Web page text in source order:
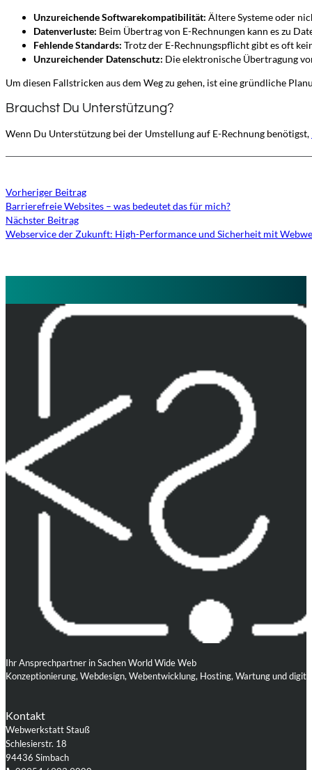
Unzureichende Softwarekompatibilität: Ältere Systeme oder
Datenverluste: Beim Übertrag von E-Rechnungen kann es zu
Fehlende Standards: Trotz der E-Rechnungspflicht gibt es oft
Unzureichender Datenschutz: Die elektronische Übertragung
Um diesen Fallstricken aus dem Weg zu gehen, ist eine gründliche
Brauchst Du Unterstützung?
Wenn Du Unterstützung bei der Umstellung auf E-Rechnung benötigst,
Vorheriger Beitrag
Barrierefreie Websites – was bedeutet das für mich?
Nächster Beitrag
Webservice der Zukunft: High-Performance und Sicherheit mit
Ihr Ansprechpartner in Sachen World Wide Web
Konzeptionierung, Webdesign, Webentwicklung, Hosting, Wartung und
Kontakt
Webwerkstatt Stauß
Schlesierstr. 18
94436 Simbach